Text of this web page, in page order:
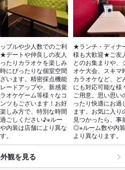
プルや少人数でのご利
デートや仲良しの友人
たりカラオケを楽しみ
にぴったりな個室空間
います。精密採点機能
ードアップや、新感覚
オケゲーム等様々なコ
ツもございます！お好
しみ方で、特別な時間
ごしください♪※ルー
内装は店舗により異な
。
★ランチ・ディナ
様も大歓迎★ご友
とのお集まりや、
オケ大会、スキマ
カラオケなど、ど
にも対応可能な様
ご用意。思い思い
ったり快適にお過
ます。お気に入り
見つかったら、事
◎※ルーム数や内
より異なります。
観を見る